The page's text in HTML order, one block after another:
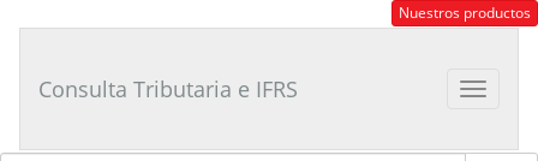
Tributario
Nuestros productos
Toggle
Consulta Tributaria e IFRS